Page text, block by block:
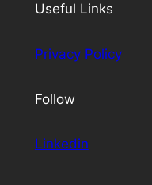
Useful Links
Privacy Policy
Follow
Linkedin